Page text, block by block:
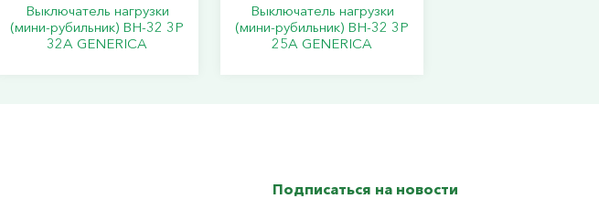
Выключатель нагрузки
(мини-рубильник) ВН-32 3Р
32А GENERICA
Выключатель нагрузки
(мини-рубильник) ВН-32 3Р
25А GENERICA
Подписаться на новости